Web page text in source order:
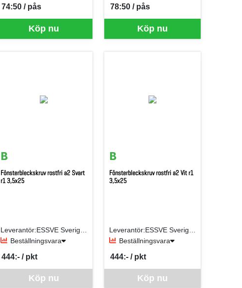
Köp nu
74:50 / pås
SEK per PÅS
Köp nu
78:50 / pås
SEK per PÅS
Fönsterbleckskruv rostfri a2 Svart
r1 3,5x25
Beställningsvara
Köp nu
444:- / pkt
SEK per PKT
Fönsterbleckskruv rostfri a2 Vit r1
3,5x25
Beställningsvara
Köp nu
444:- / pkt
SEK per PKT